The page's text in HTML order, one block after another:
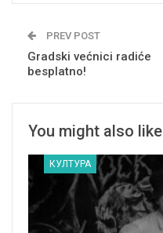
PREV POST
Gradski većnici radiće
besplatno!
You might also like
КУЛТУРА